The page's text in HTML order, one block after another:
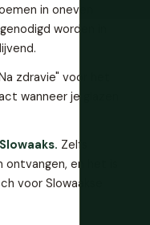
in oneven
worden in
zdravie" voor het
wanneer je glazen
Zelfs
en het is
voor Slowaakse